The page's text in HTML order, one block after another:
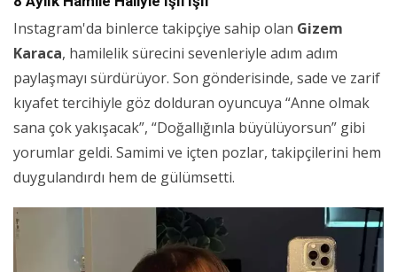
Instagram'da binlerce takipçiye sahip olan Gizem
Karaca, hamilelik sürecini sevenleriyle adım adım
paylaşmayı sürdürüyor. Son gönderisinde, sade ve zarif
kıyafet tercihiyle göz dolduran oyuncuya “Anne olmak
sana çok yakışacak”, “Doğallığınla büyülüyorsun” gibi
yorumlar geldi. Samimi ve içten pozlar, takipçilerini hem
duygulandırdı hem de gülümsetti.